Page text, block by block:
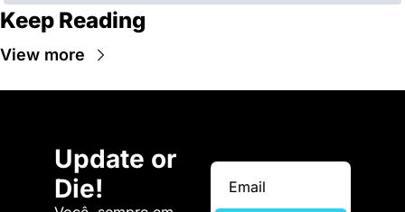
Keep Reading
View more
Update or
Die!